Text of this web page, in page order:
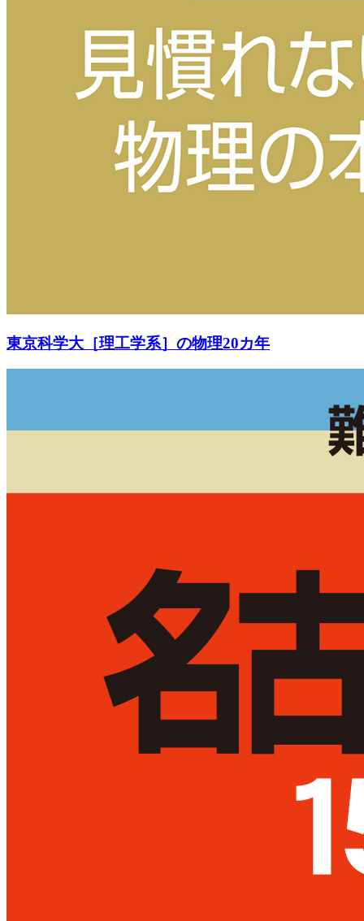
東京科学大［理工学系］の物理20カ年